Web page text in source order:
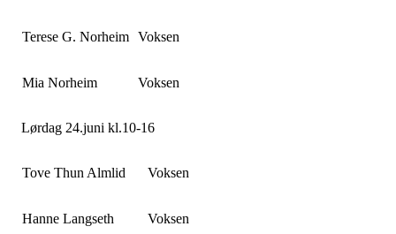
Terese G. Norheim Voksen
Mia Norheim Voksen
Lørdag 24.juni kl.10-16
Tove Thun Almlid Voksen
Hanne Langseth Voksen